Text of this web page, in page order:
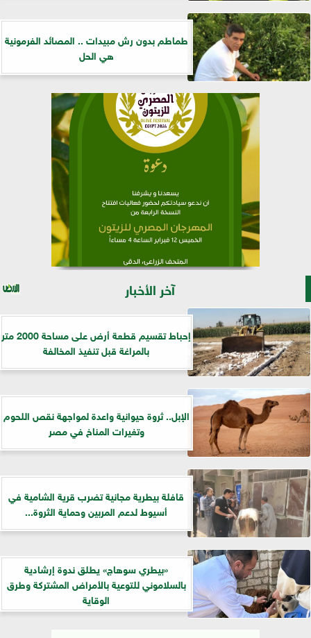
طماطم بدون رش مبيدات .. المصائد الفرمونية
هي الحل
آخر الأخبار
إحباط تقسيم قطعة أرض على مساحة 2000 متر
بالمراغة قبل تنفيذ المخالفة
الإبل.. ثروة حيوانية واعدة لمواجهة نقص اللحوم
وتغيرات المناخ في مصر
قافلة بيطرية مجانية تضرب قرية الشامية في
أسيوط لدعم المربين وحماية الثروة...
«بيطري سوهاج» يطلق ندوة إرشادية
بالسلاموني للتوعية بالأمراض المشتركة وطرق
الوقاية